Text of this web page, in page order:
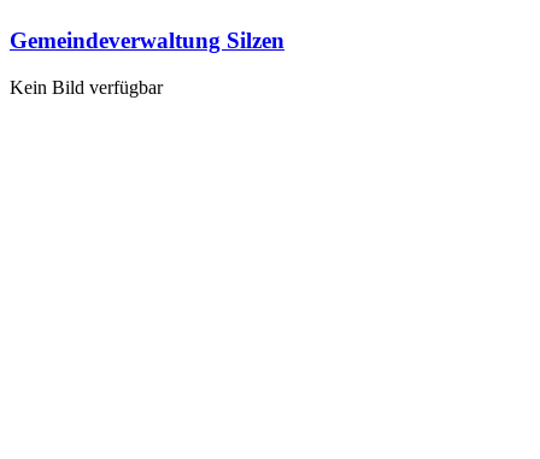
Gemeindeverwaltung Silzen
Kein Bild verfügbar